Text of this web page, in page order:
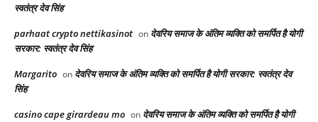
स्वतंत्र देव सिंह
parhaat crypto nettikasinot on देवरिय समाज के अंतिम व्यक्ति को समर्पित है योगी
सरकार: स्वतंत्र देव सिंह
Margarito on देवरिय समाज के अंतिम व्यक्ति को समर्पित है योगी सरकार: स्वतंत्र देव
सिंह
casino cape girardeau mo on देवरिय समाज के अंतिम व्यक्ति को समर्पित है योगी